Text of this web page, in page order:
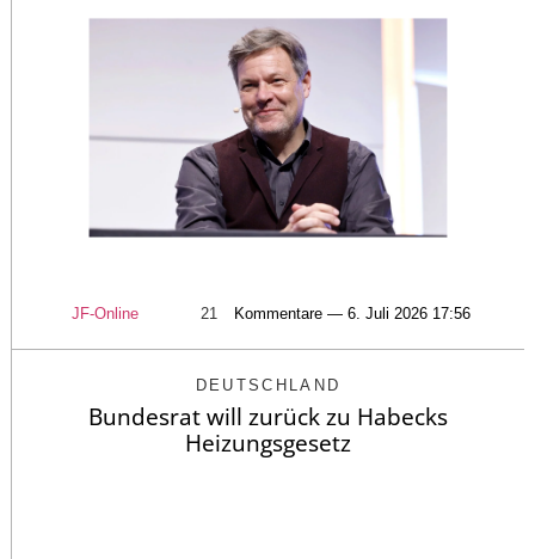
JF-Online 21 Kommentare — 6. Juli 2026 17:56
DEUTSCHLAND
Bundesrat will zurück zu Habecks
Heizungsgesetz